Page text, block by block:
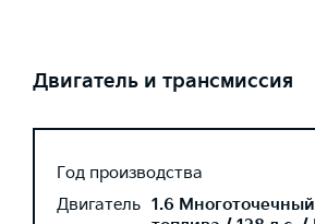
Двигатель и трансмиссия
Год производства
Двигатель 1.6